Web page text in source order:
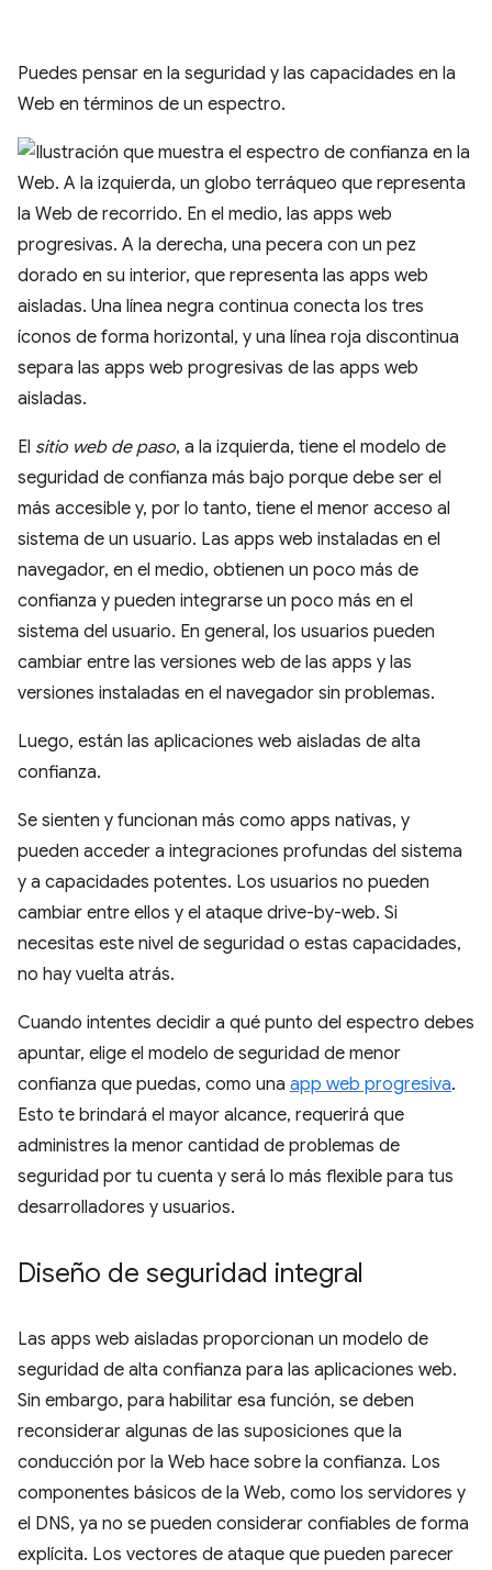
Puedes pensar en la seguridad y las capacidades en la
Web en términos de un espectro.
El sitio web de paso, a la izquierda, tiene el modelo de
seguridad de confianza más bajo porque debe ser el
más accesible y, por lo tanto, tiene el menor acceso al
sistema de un usuario. Las apps web instaladas en el
navegador, en el medio, obtienen un poco más de
confianza y pueden integrarse un poco más en el
sistema del usuario. En general, los usuarios pueden
cambiar entre las versiones web de las apps y las
versiones instaladas en el navegador sin problemas.
Luego, están las aplicaciones web aisladas de alta
confianza.
Se sienten y funcionan más como apps nativas, y
pueden acceder a integraciones profundas del sistema
y a capacidades potentes. Los usuarios no pueden
cambiar entre ellos y el ataque drive-by-web. Si
necesitas este nivel de seguridad o estas capacidades,
no hay vuelta atrás.
Cuando intentes decidir a qué punto del espectro debes
apuntar, elige el modelo de seguridad de menor
confianza que puedas, como una app web progresiva.
Esto te brindará el mayor alcance, requerirá que
administres la menor cantidad de problemas de
seguridad por tu cuenta y será lo más flexible para tus
desarrolladores y usuarios.
Diseño de seguridad integral
Las apps web aisladas proporcionan un modelo de
seguridad de alta confianza para las aplicaciones web.
Sin embargo, para habilitar esa función, se deben
reconsiderar algunas de las suposiciones que la
conducción por la Web hace sobre la confianza. Los
componentes básicos de la Web, como los servidores y
el DNS, ya no se pueden considerar confiables de forma
explícita. Los vectores de ataque que pueden parecer